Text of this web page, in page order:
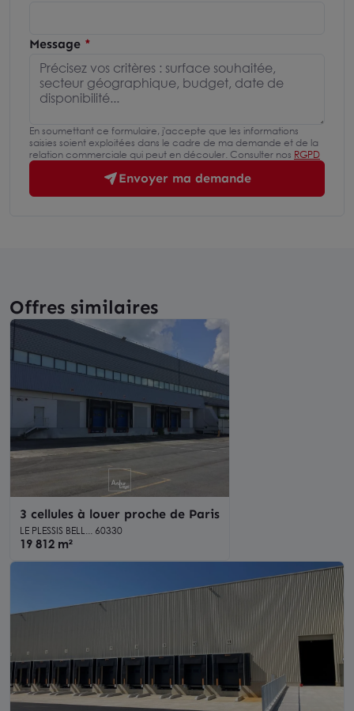
Message
En soumettant ce formulaire, j'accepte que les informations
saisies soient exploitées dans le cadre de ma demande et de la
relation commerciale qui peut en découler. Consulter nos RGPD
Envoyer ma demande
Offres similaires
3 cellules à louer proche de Paris
LE PLESSIS BELL... 60330
19 812 m²